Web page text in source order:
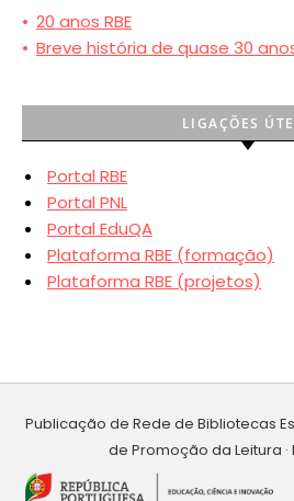
• 20 anos RBE
• Breve história de quase 30
LIGAÇÕES
Portal RBE
Portal PNL
Portal EduQA
Plataforma RBE (formação)
Plataforma RBE (projetos)
Publicação de Rede de Bibliotecas
de Promoção da Leitura ·